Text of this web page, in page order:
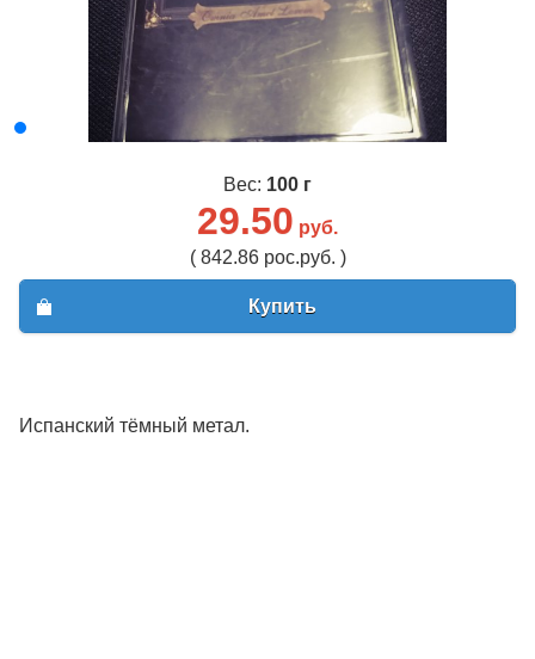
Вес: 100 г
29.50 руб.
( 842.86 рос.руб. )
Купить
Испанский тёмный метал.